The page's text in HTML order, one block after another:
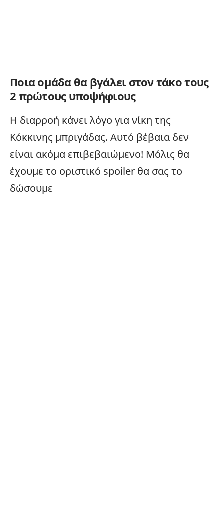
Ποια ομάδα θα βγάλει στον τάκο τους
2 πρώτους υποψήφιους
Η διαρροή κάνει λόγο για νίκη της
Κόκκινης μπριγάδας. Αυτό βέβαια δεν
είναι ακόμα επιβεβαιώμενο! Μόλις θα
έχουμε το οριστικό spoiler θα σας το
δώσουμε